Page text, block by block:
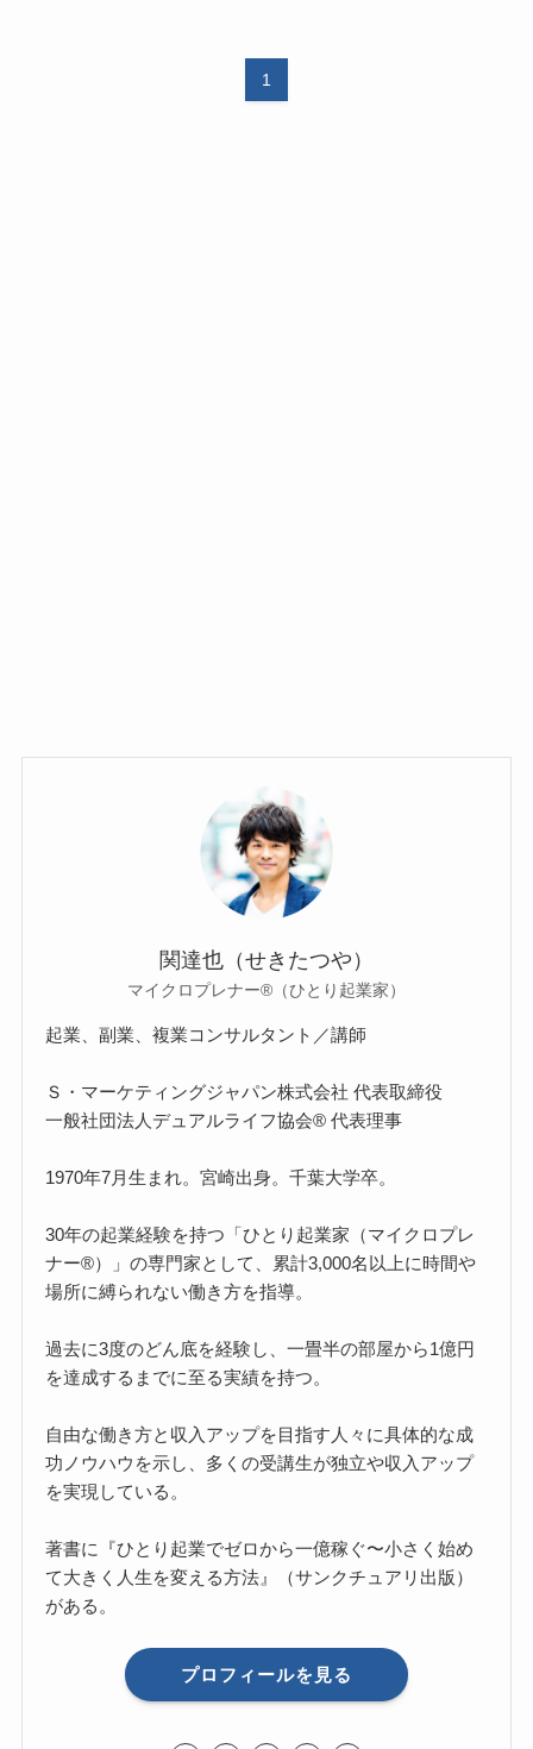
1
関達也（せきたつや）
マイクロプレナー®（ひとり起業家）
起業、副業、複業コンサルタント／講師
Ｓ・マーケティングジャパン株式会社 代表取締役
一般社団法人デュアルライフ協会® 代表理事
1970年7月生まれ。宮崎出身。千葉大学卒。
30年の起業経験を持つ「ひとり起業家（マイクロプレ
ナー®）」の専門家として、累計3,000名以上に時間や
場所に縛られない働き方を指導。
過去に3度のどん底を経験し、一畳半の部屋から1億円
を達成するまでに至る実績を持つ。
自由な働き方と収入アップを目指す人々に具体的な成
功ノウハウを示し、多くの受講生が独立や収入アップ
を実現している。
著書に『ひとり起業でゼロから一億稼ぐ〜小さく始め
て大きく人生を変える方法』（サンクチュアリ出版）
がある。
プロフィールを見る